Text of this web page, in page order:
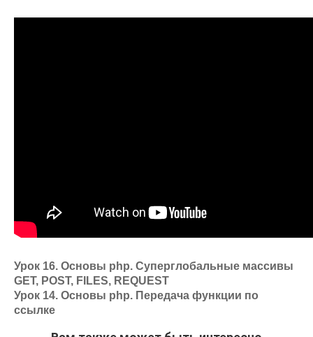
Урок 16. Основы php. Суперглобальные массивы
GET, POST, FILES, REQUEST
Урок 14. Основы php. Передача функции по
ссылке